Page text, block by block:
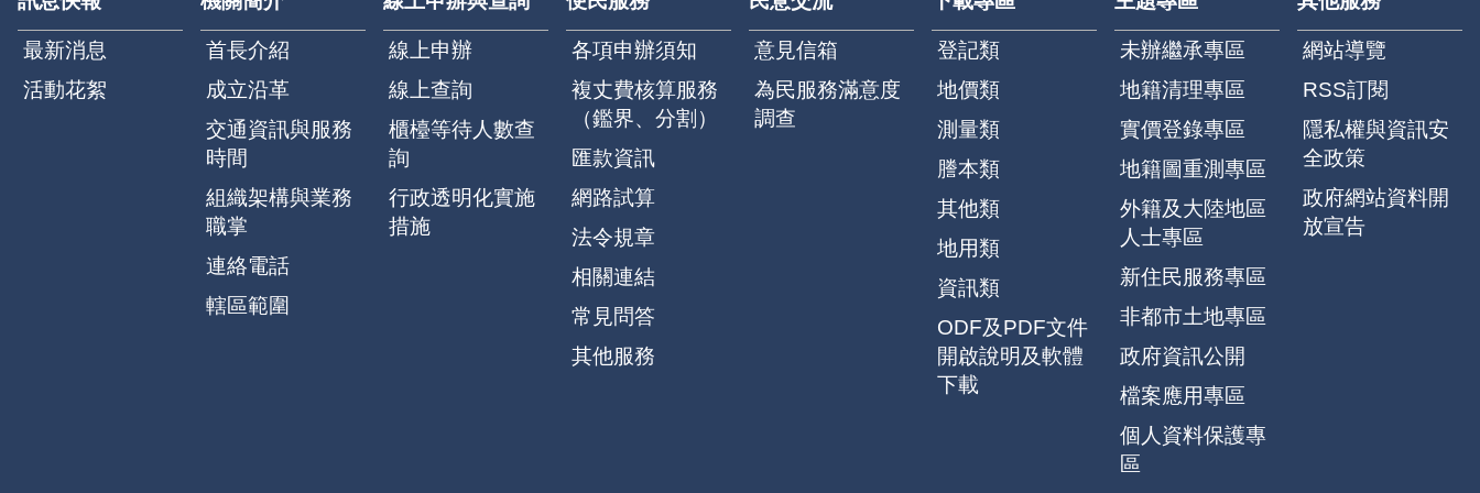
最新消息
活動花絮
首長介紹
成立沿革
交通資訊與服務
時間
組織架構與業務
職掌
連絡電話
轄區範圍
線上申辦
線上查詢
櫃檯等待人數查
詢
行政透明化實施
措施
各項申辦須知
複丈費核算服務
（鑑界、分割）
匯款資訊
網路試算
法令規章
相關連結
常見問答
其他服務
意見信箱
為民服務滿意度
調查
登記類
地價類
測量類
謄本類
其他類
地用類
資訊類
ODF及PDF文件
開啟說明及軟體
下載
未辦繼承專區
地籍清理專區
實價登錄專區
地籍圖重測專區
外籍及大陸地區
人士專區
新住民服務專區
非都市土地專區
政府資訊公開
檔案應用專區
個人資料保護專
區
網站導覽
RSS訂閱
隱私權與資訊安
全政策
政府網站資料開
放宣告